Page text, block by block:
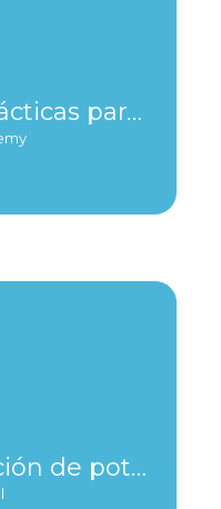
Masterclass Tácticas para mejorar la conversión en eCommerce
Capta la atención de potenciales viajeros con Google Ads